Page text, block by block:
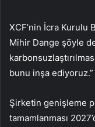
XCF’nin İcra Kurulu
Mihir Dange şöyle
bunu inşa ediyoruz.”
Şirketin genişleme
tamamlanması